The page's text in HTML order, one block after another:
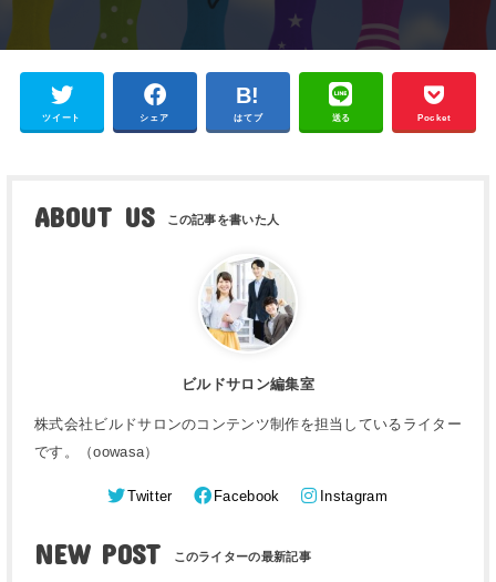
ツイート シェア はてブ 送る Pocket
ABOUT US
ビルドサロン編集室
株式会社ビルドサロンのコンテンツ制作を担当しているライター
です。（oowasa）
Twitter Facebook Instagram
NEW POST